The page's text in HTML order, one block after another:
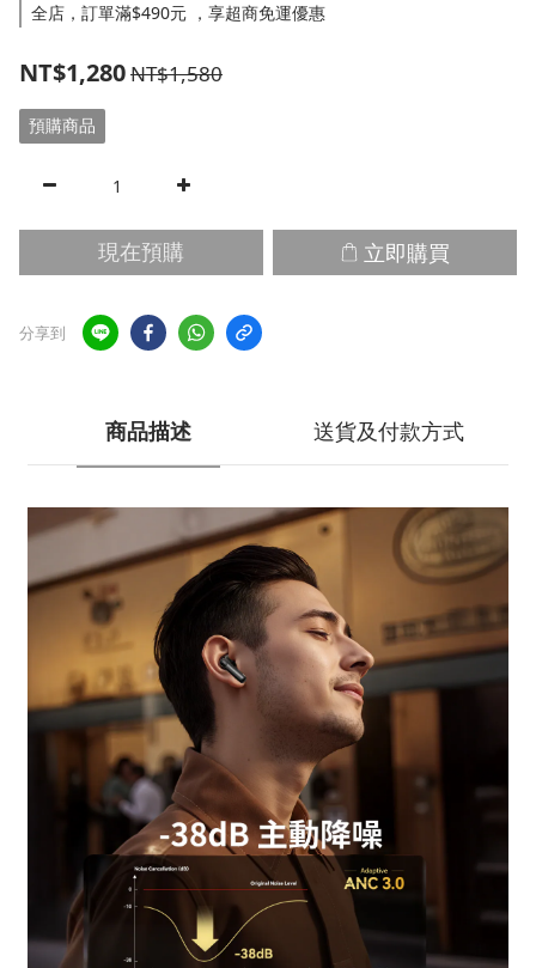
全店，訂單滿$490元 ，享超商免運優惠
NT$1,280NT$1,580
預購商品
現在預購 立即購買
分享到
商品描述 送貨及付款方式